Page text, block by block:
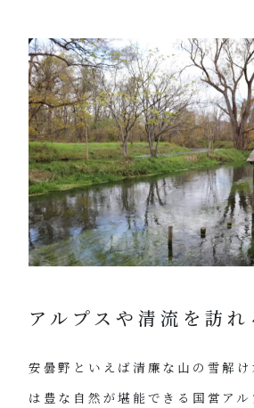
アルプスや清流を訪れ
安曇野といえば清廉な山の雪解
は豊な自然が堪能できる国営ア